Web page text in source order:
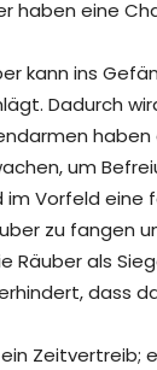
haben eine
kann ins
Dadurch
um
Vorfeld
zu fangen
Räuber als
dass
Zeitvertreib;